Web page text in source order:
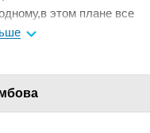
этом плане все
вопросов
как летом
отдыхать и отель